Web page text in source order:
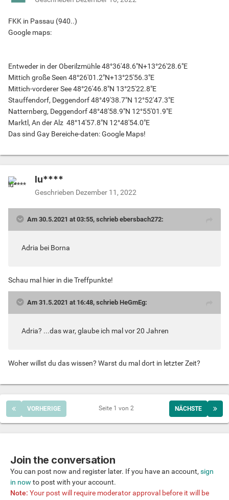
FKK in Passau (940..)
Google maps:
Entweder in der Oberilzmühle 48°36'48.6"N+13°26'28.6"E
Mittich große Seen 48°26'01.2"N+13°25'56.3"E
Mittich-vorderer See 48°26'46.8"N 13°25'22.8"E
Stauffendorf, Deggendorf 48°49'38.7"N 12°52'47.3"E
Natternberg, Deggendorf 48°48'58.9"N 12°55'01.9"E
Marktl, An der Alz 48°14'57.8"N 12°48'54.0"E
Das sind Gay Bereiche-daten: Google Maps!
lu****
Geschrieben Dezember 11, 2022
Am 30.5.2021 at 03:55, schrieb ebersbach272:
Adria bei Borna
Schau mal hier in die Treffpunkte!
Am 31.5.2021 at 16:48, schrieb HeGmEg:
Adria? ...das war, glaube ich mal vor 20 Jahren
Woher willst du das wissen? Warst du mal dort in letzter Zeit?
VORHERIGE NÄCHSTE
Seite 1 von 2
Join the conversation
You can post now and register later. If you have an account, sign
in now to post with your account.
Note: Your post will require moderator approval before it will be